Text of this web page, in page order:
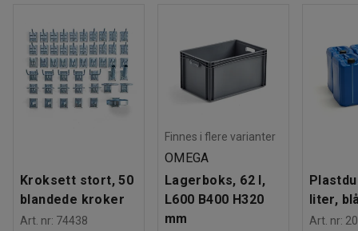
Kroksett stort, 50
blandede kroker
Art. nr: 74438
Finnes i flere varianter
OMEGA
Lagerboks, 62 l,
L600 B400 H320
mm
liter,
Art. nr: